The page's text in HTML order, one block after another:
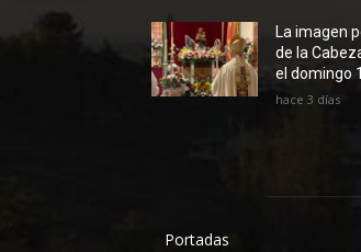
La imagen
de la
el domingo
hace 3 días
Portadas